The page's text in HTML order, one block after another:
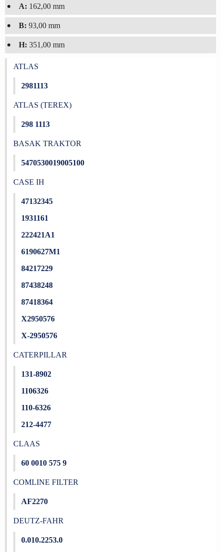
A: 162,00 mm
B: 93,00 mm
H: 351,00 mm
ATLAS
2981113
ATLAS (TEREX)
298 1113
BASAK TRAKTOR
5470530019005100
CASE IH
47132345
1931161
222421A1
6190627M1
84217229
87438248
87418364
X2950576
X-2950576
CATERPILLAR
131-8902
1106326
110-6326
212-4477
CLAAS
60 0010 575 9
COMLINE FILTER
AF2270
DEUTZ-FAHR
0.010.2253.0